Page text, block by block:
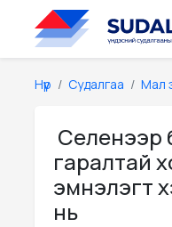
Нүүр Судалгаа Мал
Селенээр
гаралтай
эмнэлэгт
нь